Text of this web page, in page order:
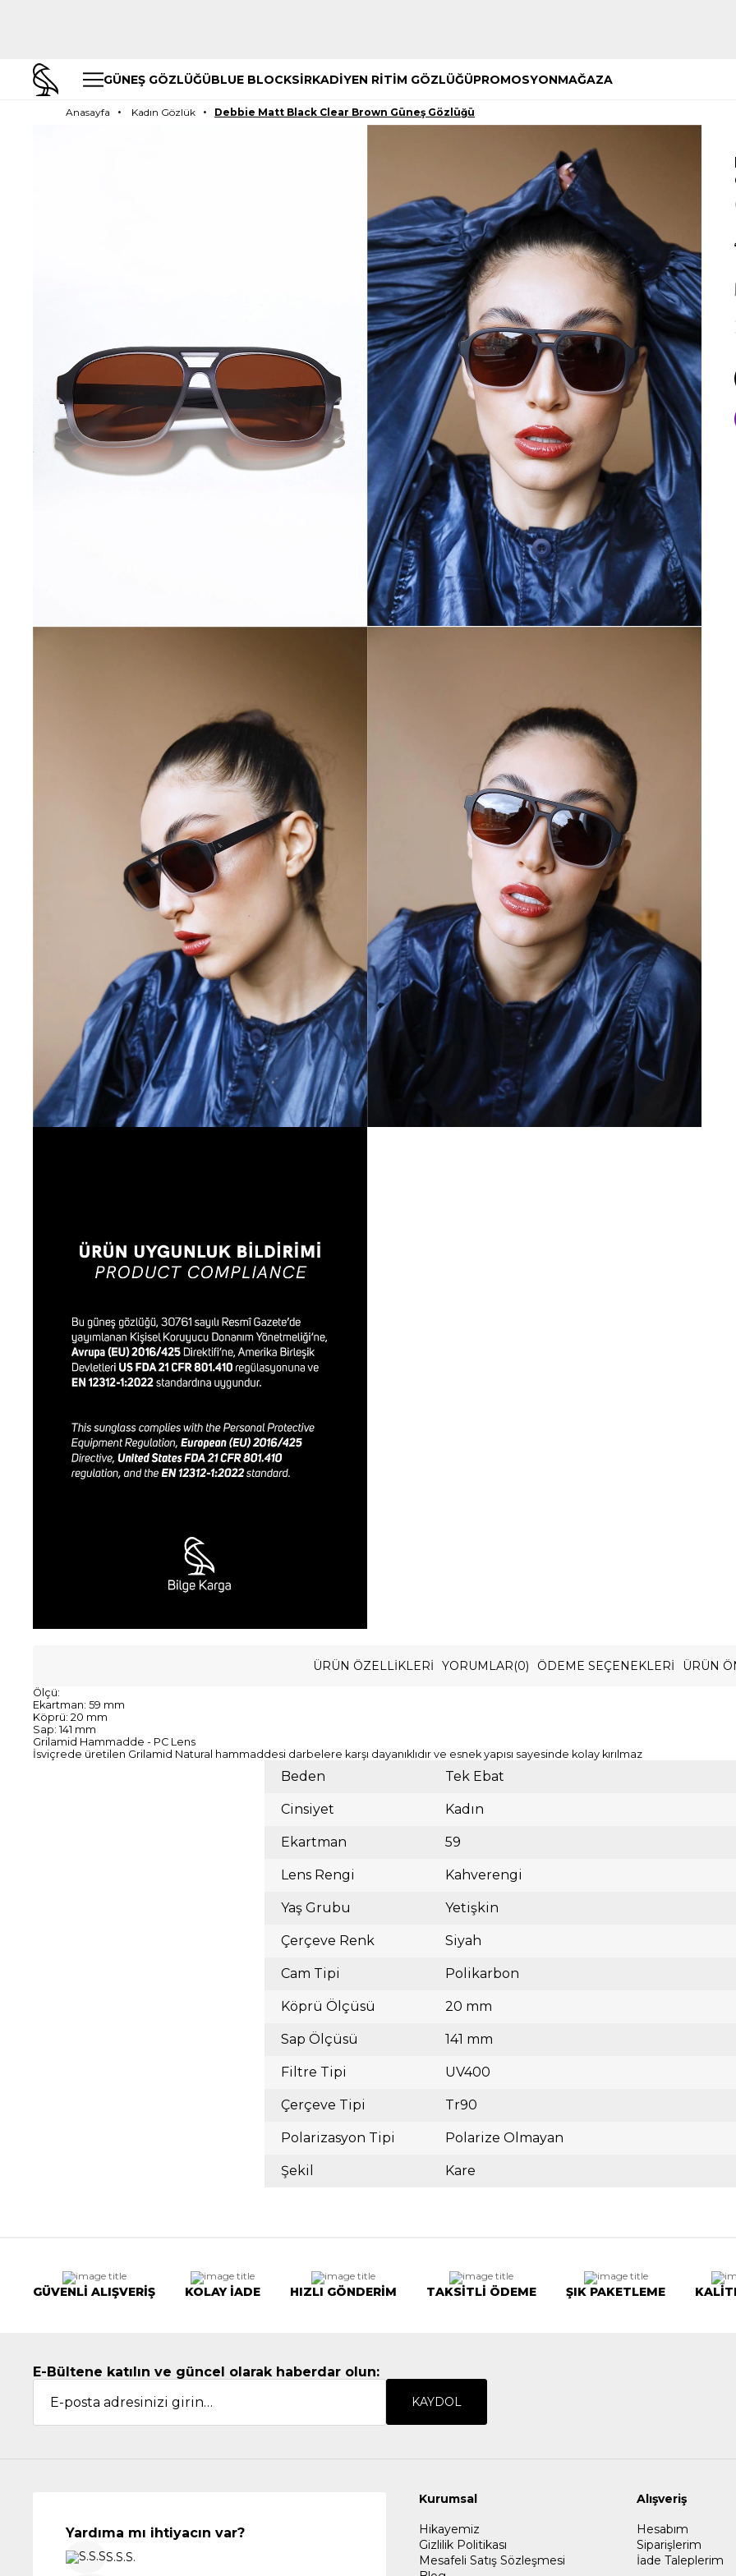
GÜNEŞ GÖZLÜĞÜBLUE BLOCKSİRKADİYEN RİTİM GÖZLÜĞÜPROMOSYONMAĞAZA
Anasayfa Kadın Gözlük Debbie Matt Black Clear Brown Güneş Gözlüğü
ÜRÜN ÖZELLIKLERI YORUMLAR(0) ÖDEME SEÇENEKLERI ÜRÜN
Ölçü:
Ekartman: 59 mm
Köprü: 20 mm
Sap: 141 mm
Grilamid Hammadde - PC Lens
İsviçrede üretilen Grilamid Natural hammaddesi darbelere karşı dayanıklıdır ve esnek yapısı sayesinde kolay kırılmaz
Beden Tek Ebat
Cinsiyet Kadın
Ekartman 59
Lens Rengi Kahverengi
Yaş Grubu Yetişkin
Çerçeve Renk Siyah
Cam Tipi Polikarbon
Köprü Ölçüsü 20 mm
Sap Ölçüsü 141 mm
Filtre Tipi UV400
Çerçeve Tipi Tr90
Polarizasyon Tipi Polarize Olmayan
Şekil Kare
GÜVENLİ ALIŞVERİŞ KOLAY İADE HIZLI GÖNDERİM TAKSİTLİ ÖDEME ŞIK PAKETLEME
E-Bültene katılın ve güncel olarak haberdar olun:
KAYDOL
Yardıma mı ihtiyacın var?
S.S.S.
Kurumsal
Hikayemiz
Gizlilik Politikası
Mesafeli Satış Sözleşmesi
Alışveriş
Hesabım
Siparişlerim
İade Taleplerim